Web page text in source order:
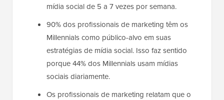
mídia social de 5 a 7 vezes por semana.
90% dos profissionais de marketing têm os
Millennials como público-alvo em suas
estratégias de mídia social. Isso faz sentido
porque 44% dos Millennials usam mídias
sociais diariamente.
Os profissionais de marketing relatam que o